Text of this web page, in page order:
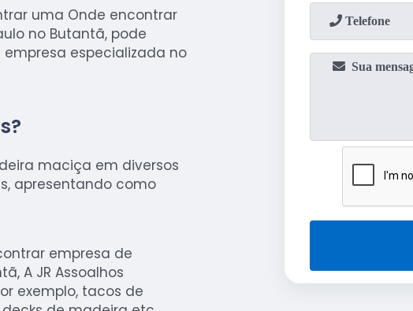
uma Onde encontrar
no Butantã, pode
empresa especializada no
maciça em diversos
apresentando como
empresa de
A JR Assoalhos
exemplo, tacos de